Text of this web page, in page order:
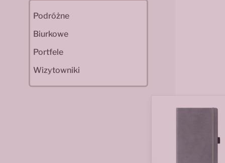
Podróżne
Biurkowe
Portfele
Wizytowniki